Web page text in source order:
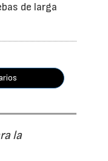
de larga
la